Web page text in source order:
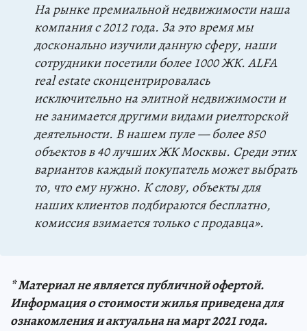
На рынке премиальной недвижимости наша
компания с 2012 года. За это время мы
досконально изучили данную сферу, наши
сотрудники посетили более 1000 ЖК. ALFA
real estate сконцентрировалась
исключительно на элитной недвижимости и
не занимается другими видами риелторской
деятельности. В нашем пуле — более 850
объектов в 40 лучших ЖК Москвы. Среди этих
вариантов каждый покупатель может выбрать
то, что ему нужно. К слову, объекты для
наших клиентов подбираются бесплатно,
комиссия взимается только с продавца».
* Материал не является публичной офертой.
Информация о стоимости жилья приведена для
ознакомления и актуальна на март 2021 года.